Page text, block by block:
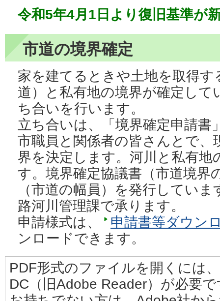
令和5年4月1日より復旧基準が
市道の境界確定
家を建てるときや土地を取得
道）と私有地の境界が確定して
ち合いを行います。
立ち合いは、「境界確定申請書
市職員と関係者の皆さんとで、
界を決定します。河川と私有
す。境界確定協議書（市道境界
（市道の幅員）を発行してい
路河川管理課で承ります。
申請様式は、
申請書等ダウン
ンロードできます。
PDF形式のファイルを開くには
DC（旧Adobe Reader）が必要